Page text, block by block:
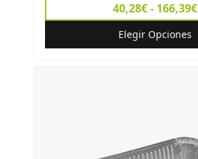
40,28€ - 166,39€
Elegir Opciones